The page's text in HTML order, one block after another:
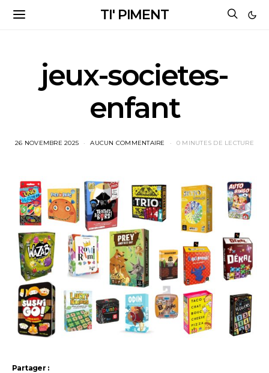
TI' PIMENT
jeux-societes-
enfant
26 NOVEMBRE 2025 AUCUN COMMENTAIRE 0 MINUTES DE LECTURE
Partager :